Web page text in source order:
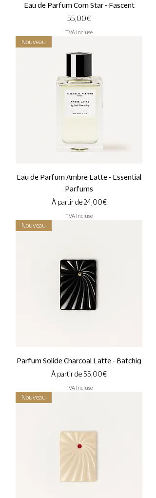
Eau de Parfum Corn Star - Fascent
Prix
55,00 €
TVA Incluse
Nouveau
Eau de Parfum Ambre Latte - Essential
Parfums
À partir de24,00 €
Prix promotionnel
TVA Incluse
Nouveau
Parfum Solide Charcoal Latte - Batchig
À partir de55,00 €
Prix promotionnel
TVA Incluse
Nouveau